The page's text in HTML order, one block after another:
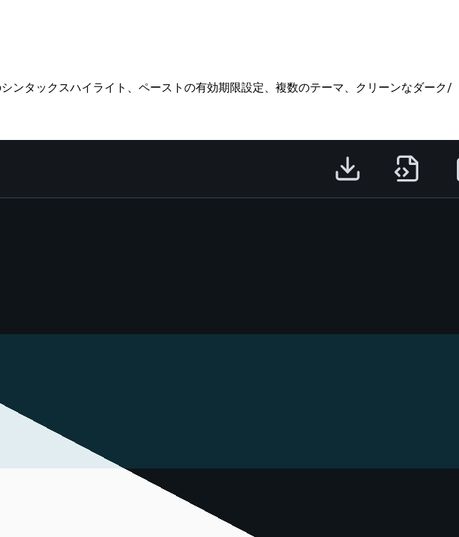
タックスハイライト、ペーストの有効期限設定、複数のテーマ、クリーンなダーク/